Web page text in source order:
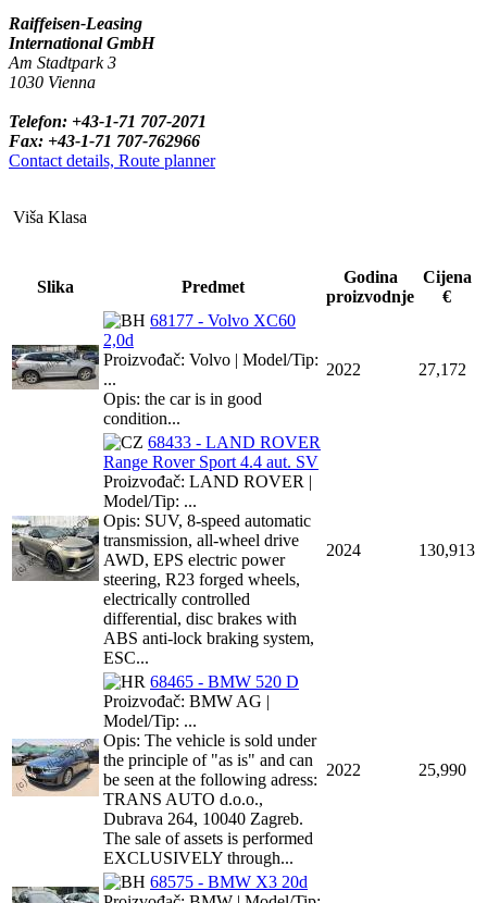
Raiffeisen-Leasing
International GmbH
Am Stadtpark 3
1030 Vienna
Telefon: +43-1-71 707-2071
Fax: +43-1-71 707-762966
Contact details, Route planner
Viša Klasa
Slika Predmet
Godina
proizvodnje
Cijena
€
68177 - Volvo XC60
2,0d
Proizvođač: Volvo | Model/Tip:
...
Opis: the car is in good
condition...
2022 27,172
68433 - LAND ROVER
Range Rover Sport 4.4 aut. SV
Proizvođač: LAND ROVER |
Model/Tip: ...
Opis: SUV, 8-speed automatic
transmission, all-wheel drive
AWD, EPS electric power
steering, R23 forged wheels,
electrically controlled
differential, disc brakes with
ABS anti-lock braking system,
ESC...
2024 130,913
68465 - BMW 520 D
Proizvođač: BMW AG |
Model/Tip: ...
Opis: The vehicle is sold under
the principle of "as is" and can
be seen at the following adress:
TRANS AUTO d.o.o.,
Dubrava 264, 10040 Zagreb.
The sale of assets is performed
EXCLUSIVELY through...
2022 25,990
68575 - BMW X3 20d